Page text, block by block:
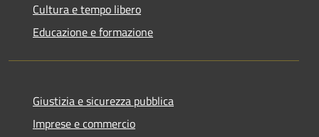
Cultura e tempo libero
Educazione e formazione
Giustizia e sicurezza pubblica
Imprese e commercio